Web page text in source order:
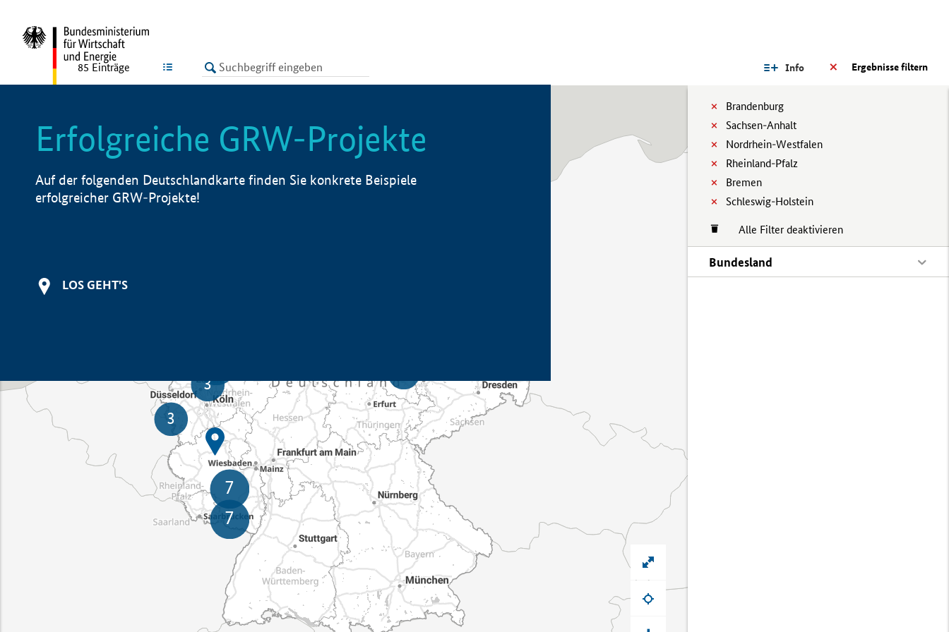
LISTE Ergebnisse filtern
Info
Brandenburg
Sachsen-Anhalt
Nordrhein-Westfalen
Rheinland-Pfalz
Bremen
Schleswig-Holstein
Alle Filter deaktivieren
Bundesland
85 Einträge
Erfolgreiche GRW-Projekte
Auf der folgenden Deutschlandkarte finden Sie konkrete Beispiele
erfolgreicher GRW-Projekte!
LOS GEHT'S